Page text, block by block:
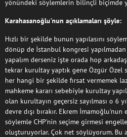
yönündeki söylemlerin bilinçli biçimde
Karahasanoğlu'nun açıklamaları şöyle:
Hızlı bir şekilde bunun yapılasını
dönüp de İstanbul kongresi
yapalım derseniz işte orada hop
tekrar kurultay yaptık gene Özgür Özel
her hangi bir şekilde fırsat vermemek
mahkeme kararı sebebiyle kurultay
olan kurultayın geçersiz sayılması o 6
devre dışı bırakır. Ekrem
söylemle CHP'nin seçime girmesi
oluşturuyorlar. Çok net söylüyorum. Bu